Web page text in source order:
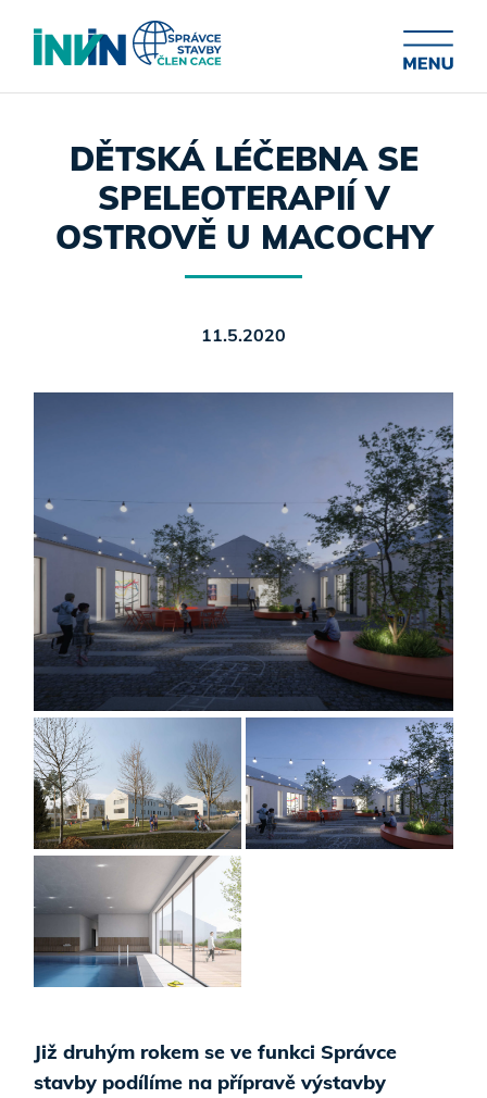
DĚTSKÁ LÉČEBNA SE
SPELEOTERAPIÍ V
OSTROVĚ U MACOCHY
11.5.2020
Již druhým rokem se ve funkci Správce
stavby podílíme na přípravě výstavby